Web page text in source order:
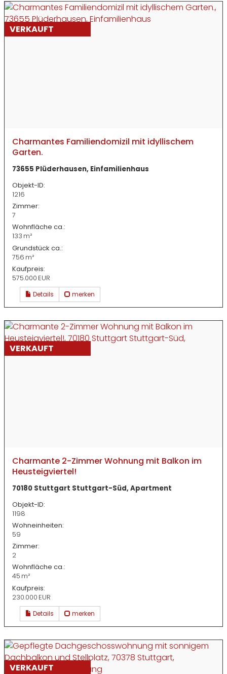
VERKAUFT
Charmantes Familiendomizil mit idyllischem
Garten.
73655 Plüderhausen, Einfamilienhaus
Objekt-ID:
1216
Zimmer:
7
Wohnfläche ca.:
133 m²
Grund­stück ca.:
756 m²
Kaufpreis:
575.000 EUR
Details merken
VERKAUFT
Charmante 2-Zimmer Wohnung mit Balkon im
Heusteigviertel!
70180 Stuttgart Stuttgart-Süd, Apartment
Objekt-ID:
1198
Wohneinheiten:
59
Zimmer:
2
Wohnfläche ca.:
45 m²
Kaufpreis:
230.000 EUR
Details merken
VERKAUFT